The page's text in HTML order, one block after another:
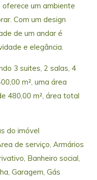
um ambiente
Com um design
de um andar é
e elegância.
3 suites, 2 salas, 4
m², uma área
480,00 m², área total
do imóvel
de serviço, Armários
Banheiro social,
Garagem, Gás